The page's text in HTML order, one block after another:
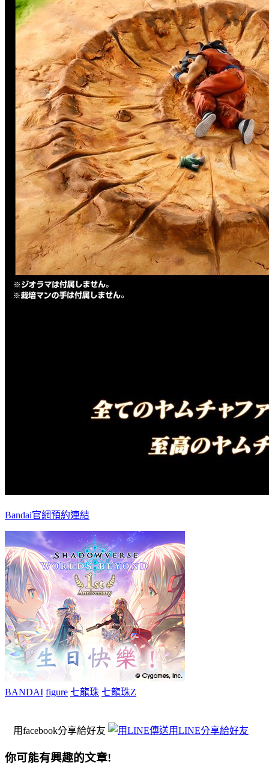
Bandai官網預約連結
BANDAI figure 七龍珠 七龍珠Z
用facebook分享給好友 用LINE分享給好友
你可能有興趣的文章!